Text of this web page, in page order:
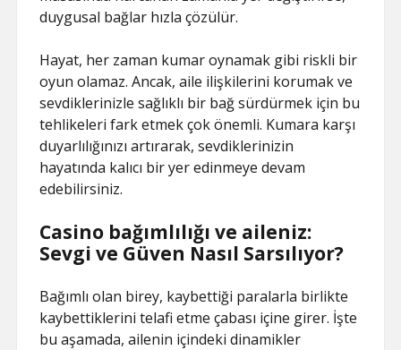
duygusal bağlar hızla çözülür.
Hayat, her zaman kumar oynamak gibi riskli bir
oyun olamaz. Ancak, aile ilişkilerini korumak ve
sevdiklerinizle sağlıklı bir bağ sürdürmek için bu
tehlikeleri fark etmek çok önemli. Kumara karşı
duyarlılığınızı artırarak, sevdiklerinizin
hayatında kalıcı bir yer edinmeye devam
edebilirsiniz.
Casino bağımlılığı ve aileniz:
Sevgi ve Güven Nasıl Sarsılıyor?
Bağımlı olan birey, kaybettiği paralarla birlikte
kaybettiklerini telafi etme çabası içine girer. İşte
bu aşamada, ailenin içindeki dinamikler